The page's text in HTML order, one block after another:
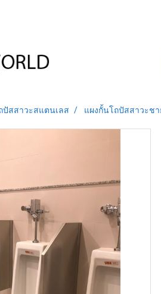
ปัสสาวะสแตนเลส แผงกั้นโถปัสสาวะชา